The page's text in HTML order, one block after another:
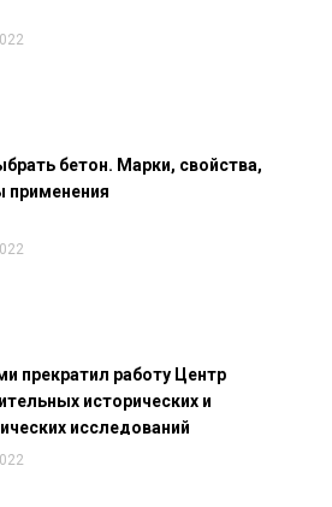
бетон. Марки, свойства,
применения
прекратил работу Центр
исторических и
исследований